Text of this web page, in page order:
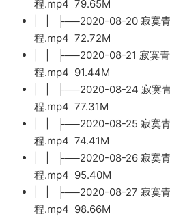
程.mp4 79.65M
| | ├──2020-08-20 寂寞青
程.mp4 72.72M
| | ├──2020-08-21 寂寞青
程.mp4 91.44M
| | ├──2020-08-24 寂寞青
程.mp4 77.31M
| | ├──2020-08-25 寂寞青
程.mp4 74.41M
| | ├──2020-08-26 寂寞青
程.mp4 95.40M
| | ├──2020-08-27 寂寞青
程.mp4 98.66M